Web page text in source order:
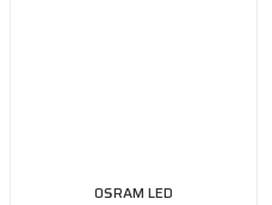
OSRAM LED